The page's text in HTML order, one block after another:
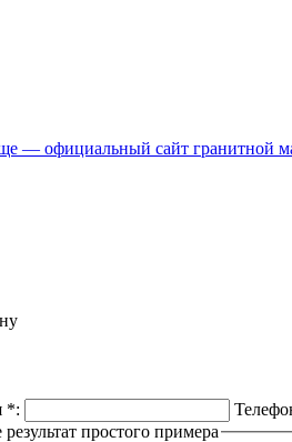
— официальный сайт гранитной
*:
простого примера